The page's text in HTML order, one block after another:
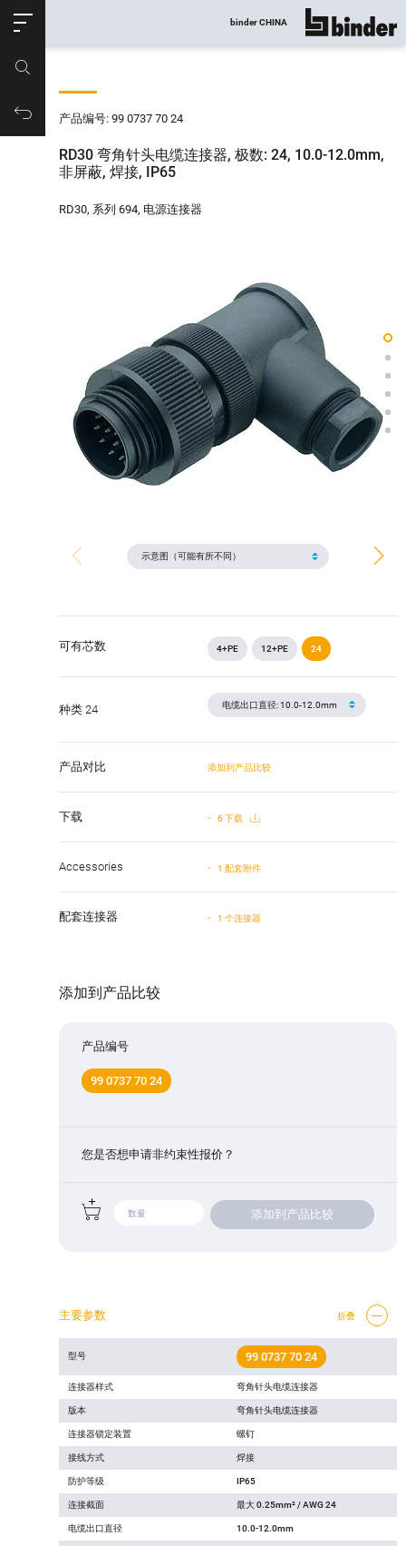
购物车
binder CHINA 显示所有
产品编号: 99 0737 70 24
RD30 弯角针头电缆连接器, 极数: 24, 10.0-12.0mm,
非屏蔽, 焊接, IP65
RD30, 系列 694, 电源连接器
可有芯数 4+PE 12+PE 24
种类 24
产品对比 添加到产品比较
下载 6 下载
Accessories 1 配套附件
配套连接器 1 个连接器
添加到产品比较
产品编号
99 0737 70 24
您是否想申请非约束性报价？
添加到产品比较
主要参数 折叠
型号 99 0737 70 24
连接器样式 弯角针头电缆连接器
版本 弯角针头电缆连接器
连接器锁定装置 螺钉
接线方式 焊接
防护等级 IP65
连接截面 最大 0.25mm² / AWG 24
电缆出口直径 10.0-12.0mm